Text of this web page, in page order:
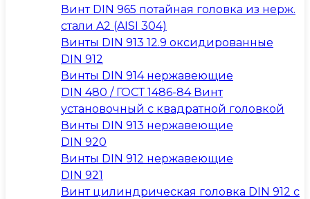
Винт DIN 965 потайная головка из нерж.
стали A2 (AISI 304)
Винты DIN 913 12.9 оксидированные
DIN 912
Винты DIN 914 нержавеющие
DIN 480 / ГОСТ 1486-84 Винт
установочный с квадратной головкой
Винты DIN 913 нержавеющие
DIN 920
Винты DIN 912 нержавеющие
DIN 921
Винт цилиндрическая головка DIN 912 с